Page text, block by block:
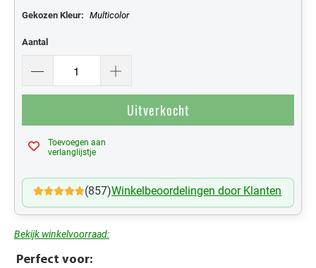
Gekozen Kleur: Multicolor
Aantal
Uitverkocht
Toevoegen aan
verlanglijstje
(857)Winkelbeoordelingen door Klanten
Bekijk winkelvoorraad:
Perfect voor: